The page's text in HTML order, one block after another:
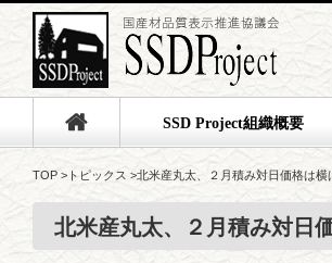
SSD Project組織概要
TOP > トピックス >北米産丸太、２月積み対日価格は横
北米産丸太、２月積み対日